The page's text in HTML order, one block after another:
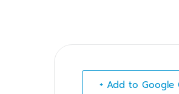
+ Add to Google